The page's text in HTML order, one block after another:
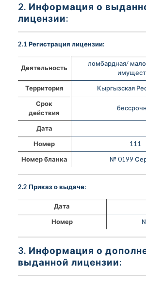
2. Информация о
лицензии:
2.1 Регистрация лицензии:
Деятельность
ломбардная/
Территория
Кыргызская
Срок
действия
Дата
Номер
111
Номер бланка
№ 0199
2.2 Приказ о выдаче:
Дата
Номер
3. Информация о
выданной лицензии: